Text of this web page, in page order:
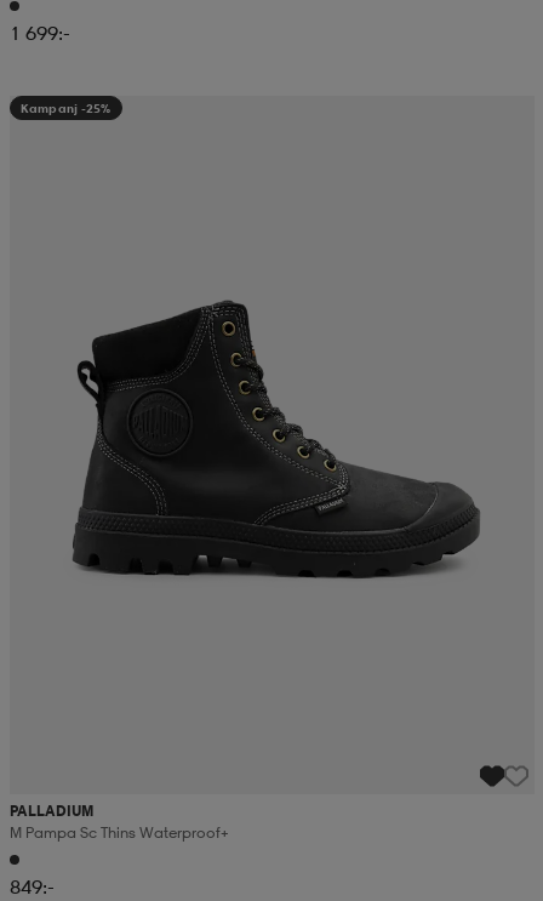
1 699:-
Kampanj -25%
PALLADIUM
M Pampa Sc Thins Waterproof+
849:-